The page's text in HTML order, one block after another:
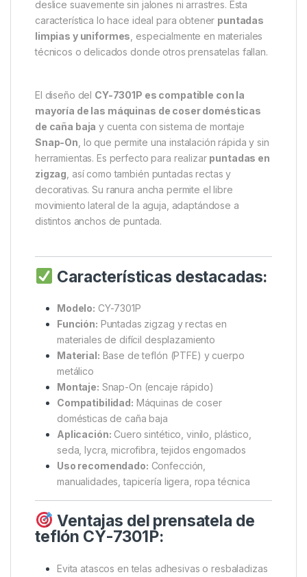
deslice suavemente sin jalones ni arrastres. Esta
característica lo hace ideal para obtener puntadas
limpias y uniformes , especialmente en materiales
técnicos o delicados donde otros prensatelas fallan.
El diseño del CY-7301P es compatible con la
mayoría de las máquinas de coser domésticas
de caña baja y cuenta con sistema de montaje
Snap-On , lo que permite una instalación rápida y sin
herramientas. Es perfecto para realizar puntadas en
zigzag , así como también puntadas rectas y
decorativas. Su ranura ancha permite el libre
movimiento lateral de la aguja, adaptándose a
distintos anchos de puntada.
Características destacadas:
Modelo: CY-7301P
Función: Puntadas zigzag y rectas en
materiales de difícil desplazamiento
Material: Base de teflón (PTFE) y cuerpo
metálico
Montaje: Snap-On (encaje rápido)
Compatibilidad: Máquinas de coser
domésticas de caña baja
Aplicación: Cuero sintético, vinilo, plástico,
seda, lycra, microfibra, tejidos engomados
Uso recomendado: Confección,
manualidades, tapicería ligera, ropa técnica
Ventajas del prensatela de
teflón CY-7301P:
Evita atascos en telas adhesivas o resbaladizas